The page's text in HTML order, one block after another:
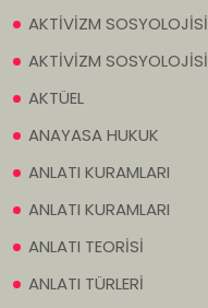
AKTİVİZM SOSYOLOJİSİ
AKTİVİZM SOSYOLOJİSİ
AKTÜEL
ANAYASA HUKUK
ANLATI KURAMLARI
ANLATI KURAMLARI
ANLATI TEORİSİ
ANLATI TÜRLERİ